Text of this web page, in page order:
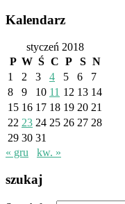
Kalendarz
styczeń 2018
P W Ś C P S N
1
2 3 4 5 6
7
8
9 10 11 12 13 14
15 16 17 18 19 20 21
22 23 24 25 26 27 28
29 30 31
« gru
kw. »
szukaj